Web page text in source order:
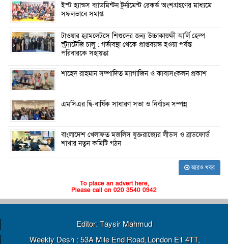
ইস্ট হ্যান্ডস ব্যাডমিন্টন টুর্নামেন্ট রেকর্ড অংশগ্রহণের মাধ্যমে
সফলভাবে সমাপ্ত
টাওয়ার হ্যামলেটসে শিশুদের জন্য উচ্চাকাঙ্ক্ষী আর্লি হেল্প
স্ট্র্যাটেজি চালু : গর্ভাবস্থা থেকে প্রাপ্তবয়স্ক হওয়া পর্যন্ত
পরিবারকে সহায়তা
শাহেদ রাহমান সম্পাদিত ম্যাগাজিন ও কাব্যসংকলন প্রকাশ
এমসিএর দ্বি-বার্ষিক সাধারণ সভা ও নির্বাচন সম্পন্ন
বাংলাদেশ খেলাফত মজলিস যুক্তরাজ্যের লীডস ও ব্রাডফোর্ড
শাখার নতুন কমিটি গঠন
আরও খবর
To place an advert here,
Please call on 020 3540 0942
Editor: Taysir Mahmud
Weekly Desh : 53A Mile End Road, London E1 4TT,